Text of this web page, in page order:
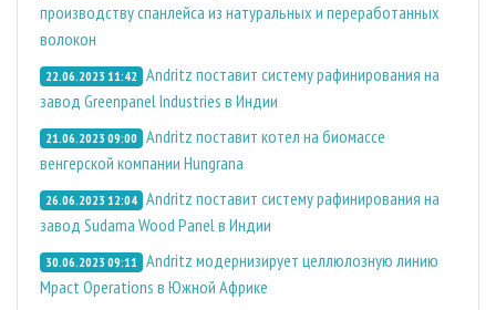
производству спанлейса из натуральных и переработанных
волокон
22.06.2023 11:42 Andritz поставит систему рафинирования на
завод Greenpanel Industries в Индии
21.06.2023 09:00 Andritz поставит котел на биомассе
венгерской компании Hungrana
26.06.2023 12:04 Andritz поставит систему рафинирования на
завод Sudama Wood Panel в Индии
30.06.2023 09:11 Andritz модернизирует целлюлозную линию
Mpact Operations в Южной Африке